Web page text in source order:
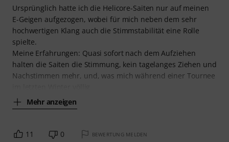
Ursprünglich hatte ich die Helicore-Saiten nur auf meinen
E-Geigen aufgezogen, wobei für mich neben dem sehr
hochwertigen Klang auch die Stimmstabilität eine Rolle
spielte.
Meine Erfahrungen: Quasi sofort nach dem Aufziehen
halten die Saiten die Stimmung, kein tagelanges Ziehen und
Nachstimmen mehr, und, was mich während einer Tournee
Mehr anzeigen
11 0 BEWERTUNG MELDEN